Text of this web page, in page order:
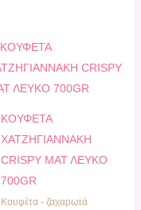
ΚΟΥΦΕΤΑ
XATZHΓΙΑΝΝΑΚΗ
CRISPY ΜΑΤ ΛΕΥΚΟ
700GR
Κουφέτα - ζαχαρωτά